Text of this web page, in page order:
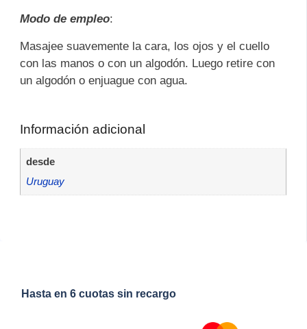
Modo de empleo:
Masajee suavemente la cara, los ojos y el cuello
con las manos o con un algodón. Luego retire con
un algodón o enjuague con agua.
Información adicional
desde
Uruguay
Hasta en 6 cuotas sin recargo